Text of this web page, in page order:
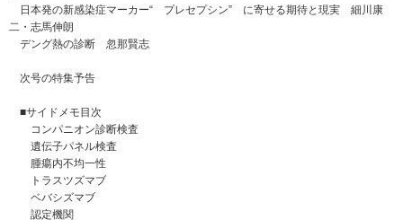
日本発の新感染症マーカー“ プレセプシン” に寄せる期待と現実 細川康
二・志馬伸朗
デング熱の診断 忽那賢志
次号の特集予告
■サイドメモ目次
コンパニオン診断検査
遺伝子パネル検査
腫瘍内不均一性
トラスツズマブ
ベバシズマブ
認定機関